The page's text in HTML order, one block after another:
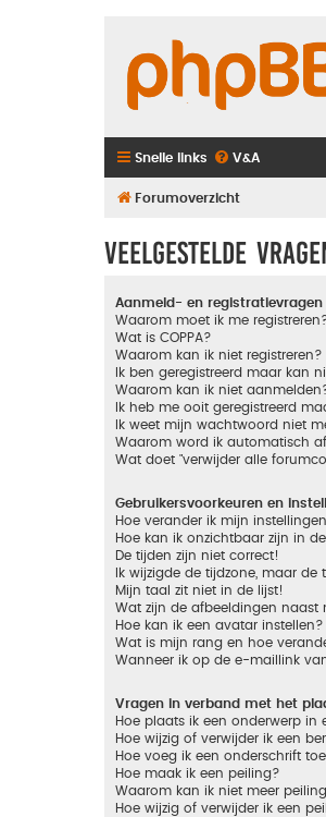
Snelle links V&A
Forumoverzicht
Veelgestelde
Aanmeld- en registratievragen
Waarom moet ik me
Wat is COPPA?
Waarom kan ik niet registreren?
Ik ben geregistreerd maar kan
Waarom kan ik niet
Ik heb me ooit geregistreerd
Ik weet mijn wachtwoord niet
Waarom word ik automatisch
Wat doet "verwijder alle
Gebruikersvoorkeuren en
Hoe verander ik mijn
Hoe kan ik onzichtbaar zijn in
De tijden zijn niet correct!
Ik wijzigde de tijdzone, maar de
Mijn taal zit niet in de lijst!
Wat zijn de afbeeldingen naast
Hoe kan ik een avatar instellen?
Wat is mijn rang en hoe
Wanneer ik op de e-maillink
Vragen in verband met het
Hoe plaats ik een onderwerp
Hoe wijzig of verwijder ik een
Hoe voeg ik een onderschrift
Hoe maak ik een peiling?
Waarom kan ik niet meer
Hoe wijzig of verwijder ik een